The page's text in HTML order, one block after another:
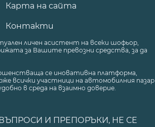
Карта на сайта
Контакти
личен асистент на всеки шофьор,
за Вашите превозни средства, за да
се иновативна платформа,
всички участници на автомобилния пазар
в среда на взаимно доверие.
И ПРЕПОРЪКИ, НЕ СЕ